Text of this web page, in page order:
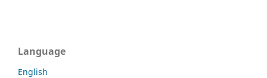
Language
English